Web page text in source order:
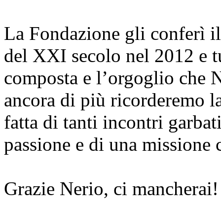
La Fondazione gli conferì
del XXI secolo nel 2012 e
composta e l’orgoglio che
ancora di più ricorderemo
fatta di tanti incontri
passione e di una missione
Grazie Nerio, ci mancherai!